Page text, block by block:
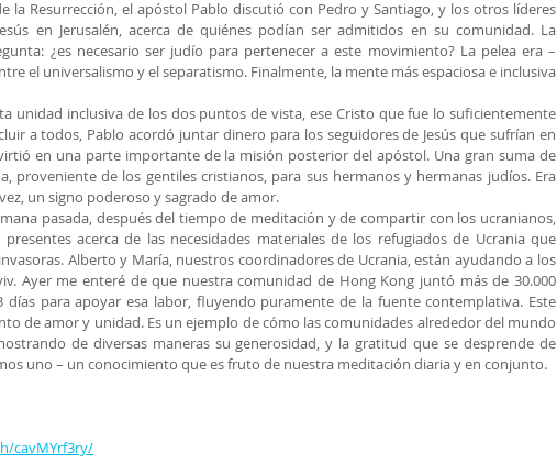
la Resurrección, el apóstol Pablo discutió con Pedro y Santiago, y los otros líderes
en Jerusalén, acerca de quiénes podían ser admitidos en su comunidad. La
¿es necesario ser judío para pertenecer a este movimiento? La pelea era –
el universalismo y el separatismo. Finalmente, la mente más espaciosa e inclusiva
unidad inclusiva de los dos puntos de vista, ese Cristo que fue lo suficientemente
a todos, Pablo acordó juntar dinero para los seguidores de Jesús que sufrían en
en una parte importante de la misión posterior del apóstol. Una gran suma de
proveniente de los gentiles cristianos, para sus hermanos y hermanas judíos. Era
un signo poderoso y sagrado de amor.
pasada, después del tiempo de meditación y de compartir con los ucranianos,
acerca de las necesidades materiales de los refugiados de Ucrania que
Alberto y María, nuestros coordinadores de Ucrania, están ayudando a los
Ayer me enteré de que nuestra comunidad de Hong Kong juntó más de 30.000
días para apoyar esa labor, fluyendo puramente de la fuente contemplativa. Este
de amor y unidad. Es un ejemplo de cómo las comunidades alrededor del mundo
de diversas maneras su generosidad, y la gratitud que se desprende de
uno – un conocimiento que es fruto de nuestra meditación diaria y en conjunto.
cavMYrf3ry/